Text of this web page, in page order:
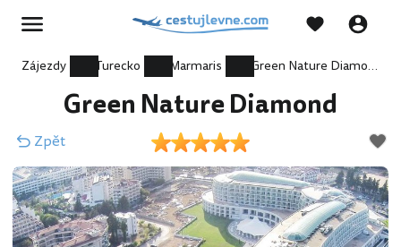
Zájezdy Turecko Marmaris Green Nature Diamond
Green Nature Diamond
Zpět